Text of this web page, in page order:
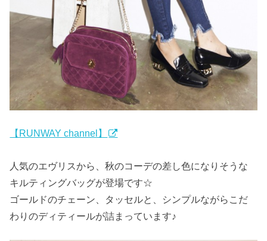
【RUNWAY channel】
人気のエヴリスから、秋のコーデの差し色になりそうな
キルティングバッグが登場です☆
ゴールドのチェーン、タッセルと、シンプルながらこだ
わりのディティールが詰まっています♪